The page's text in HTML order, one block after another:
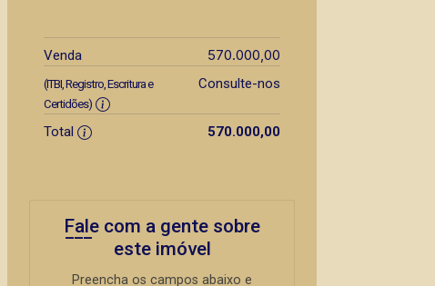
Venda 570.000,00
(ITBI, Registro, Escritura e
Certidões)
Consulte-nos
Total 570.000,00
Fale com a gente sobre
este imóvel
Preencha os campos abaixo e